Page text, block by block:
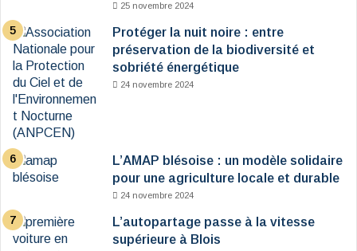
25 novembre 2024
Protéger la nuit noire : entre
préservation de la biodiversité et
sobriété énergétique
24 novembre 2024
L’AMAP blésoise : un modèle solidaire
pour une agriculture locale et durable
24 novembre 2024
L’autopartage passe à la vitesse
supérieure à Blois